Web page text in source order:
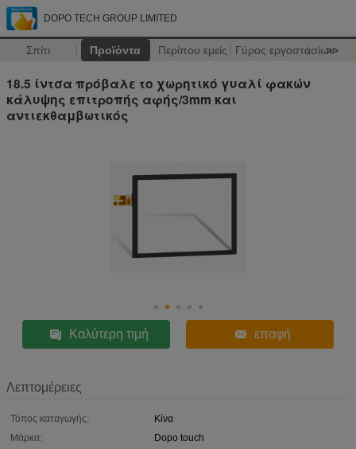
DOPO TECH GROUP LIMITED
Σπίτι Προϊόντα Περίπου εμείς Γύρος εργοστασίων
>>
18.5 ίντσα πρόβαλε το χωρητικό γυαλί φακών
κάλυψης επιτροπής αφής/3mm και
αντιεκθαμβωτικός
Καλύτερη τιμή επαφή
Λεπτομέρειες
Τόπος καταγωγής:
Κίνα
Μάρκα:
Dopo touch